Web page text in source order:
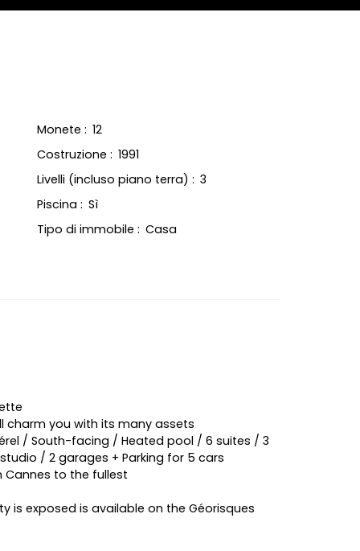
Monete : 12
Costruzione : 1991
Livelli (incluso piano terra) : 3
Piscina : Sì
Tipo di immobile : Casa
charm you with its many assets
/ South-facing / Heated pool / 6 suites / 3
/ 2 garages + Parking for 5 cars
Cannes to the fullest
is exposed is available on the Géorisques